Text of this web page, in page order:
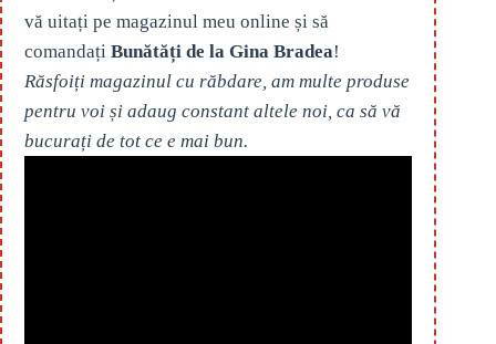
vă uitați pe magazinul meu online și să
comandați Bunătăți de la Gina Bradea!
Răsfoiți magazinul cu răbdare, am multe produse
pentru voi și adaug constant altele noi, ca să vă
bucurați de tot ce e mai bun.